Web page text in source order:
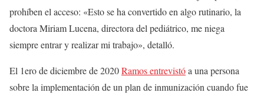
prohíben el acceso: «Esto se ha convertido en algo rutinario, la
doctora Miriam Lucena, directora del pediátrico, me niega
siempre entrar y realizar mi trabajo», detalló.
El 1ero de diciembre de 2020Ramos entrevistóa una persona
sobre la implementación de un plan de inmunización cuando fue